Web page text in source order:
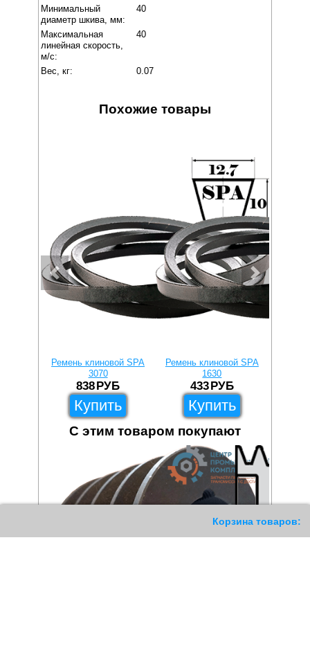
Корзина товаров:
Минимальный
диаметр шкива, мм:
40
Максимальная
линейная скорость,
м/с:
40
Вес, кг: 0.07
Похожие товары
Ремень клиновой SPA
3070
838РУБ
Купить
Ремень клиновой SPA
1630
433РУБ
Купить
С этим товаром покупают